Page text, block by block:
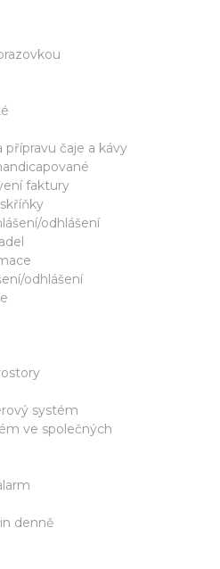
přípravu čaje a kávy
faktury
odhlášení
odhlášení
systém
ve společných
denně